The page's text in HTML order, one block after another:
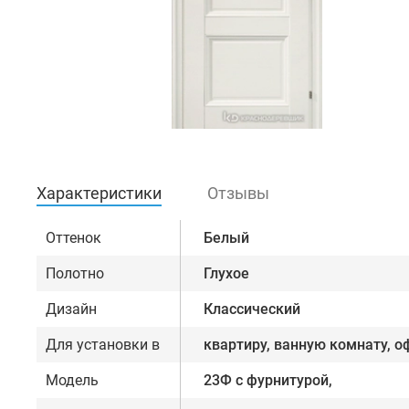
Характеристики Отзывы
Оттенок Белый
Полотно Глухое
Дизайн Классический
Для установки в квартиру, ванную комнату,
Модель 23Ф с фурнитурой,